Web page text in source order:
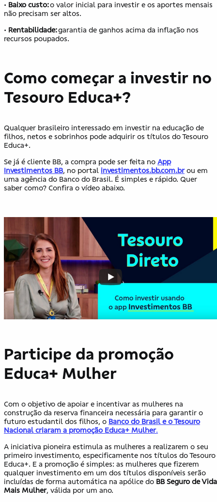
• Baixo custo:o valor inicial para investir e os aportes mensais
não precisam ser altos.
• Rentabilidade:garantia de ganhos acima da inflação nos
recursos poupados.
Como começar a investir no
Tesouro Educa+?
Qualquer brasileiro interessado em investir na educação de
filhos, netos e sobrinhos pode adquirir os títulos do Tesouro
Educa+.
Se já é cliente BB, a compra pode ser feita no App
Investimentos BB, no portal investimentos.bb.com.br ou em
uma agência do Banco do Brasil. É simples e rápido. Quer
saber como? Confira o vídeo abaixo.
Participe da promoção
Educa+ Mulher
Com o objetivo de apoiar e incentivar as mulheres na
construção da reserva financeira necessária para garantir o
futuro estudantil dos filhos, o Banco do Brasil e o Tesouro
Nacional criaram a promoção Educa+ Mulher.
A iniciativa pioneira estimula as mulheres a realizarem o seu
primeiro investimento, especificamente nos títulos do Tesouro
Educa+. E a promoção é simples: as mulheres que fizerem
qualquer investimento em um dos títulos disponíveis serão
incluídas de forma automática na apólice do BB Seguro de Vida
Mais Mulher, válida por um ano.